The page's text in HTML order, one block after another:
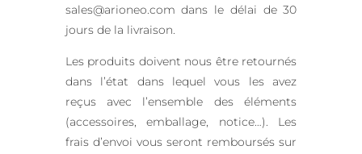
sales@arioneo.com dans le délai de 30
jours de la livraison.
Les produits doivent nous être retournés
dans l’état dans lequel vous les avez
reçus avec l’ensemble des éléments
(accessoires, emballage, notice…). Les
frais d’envoi vous seront remboursés sur